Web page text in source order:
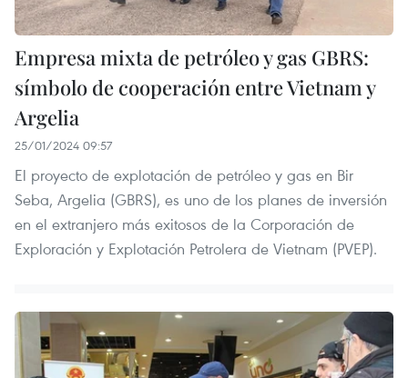
Empresa mixta de petróleo y gas GBRS:
símbolo de cooperación entre Vietnam y
Argelia
25/01/2024 09:57
El proyecto de explotación de petróleo y gas en Bir
Seba, Argelia (GBRS), es uno de los planes de inversión
en el extranjero más exitosos de la Corporación de
Exploración y Explotación Petrolera de Vietnam (PVEP).